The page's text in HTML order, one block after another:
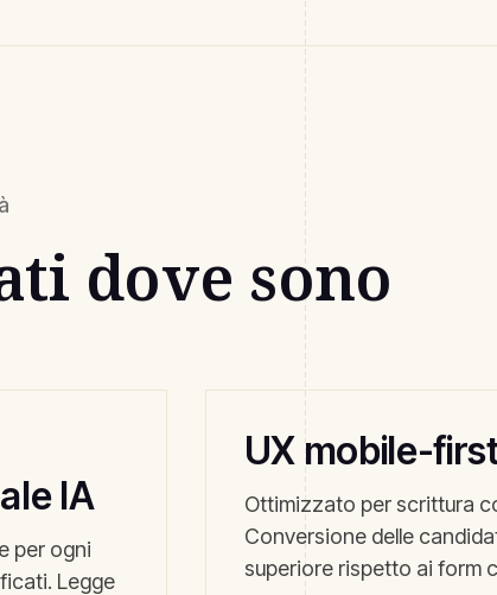
dove sono
IA
per ogni
Legge
UX mobile-
Ottimizzato per scrittura
Conversione delle
superiore rispetto ai form